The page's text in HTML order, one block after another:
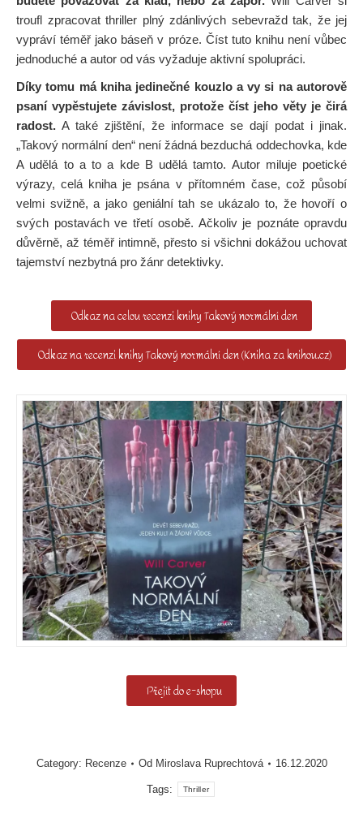
troufl zpracovat thriller plný zdánlivých sebevražd tak, že jej
vypráví téměř jako báseň v próze. Číst tuto knihu není vůbec
jednoduché a autor od vás vyžaduje aktivní spolupráci.
Díky tomu má kniha jedinečné kouzlo a vy si na autorově
psaní vypěstujete závislost, protože číst jeho věty je čirá
radost. A také zjištění, že informace se dají podat i jinak.
„Takový normální den“ není žádná bezduchá oddechovka, kde
A udělá to a to a kde B udělá tamto. Autor miluje poetické
výrazy, celá kniha je psána v přítomném čase, což působí
velmi svižně, a jako geniální tah se ukázalo to, že hovoří o
svých postavách ve třetí osobě. Ačkoliv je poznáte opravdu
důvěrně, až téměř intimně, přesto si všichni dokážou uchovat
tajemství nezbytná pro žánr detektivky.
Odkaz na celou recenzi knihy Takový normální den
Odkaz na recenzi knihy Takový normální den (Kniha za knihou.cz)
Přejít do e-shopu
Category: Recenze Od Miroslava Ruprechtová 16.12.2020
Tags: Thriller